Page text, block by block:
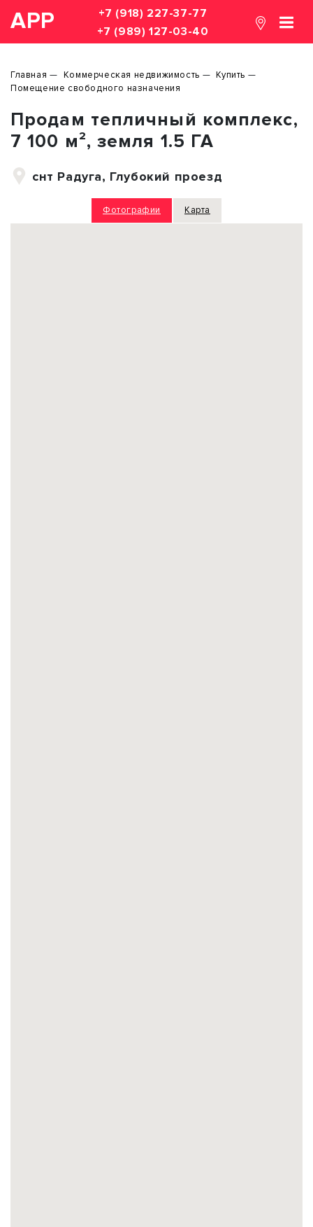
АРР
+7 (918) 227-37-77
+7 (989) 127-03-40
Главная Коммерческая недвижимость
Купить
Помещение свободного назначения
Продам тепличный комплекс,
7 100 м², земля 1.5 ГА
снт Радуга, Глубокий проезд
Фотографии Карта